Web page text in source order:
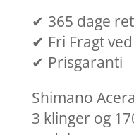
✔ 365 dage
✔ Fri Fragt
✔ Prisgaranti
Shimano
3 klinger og